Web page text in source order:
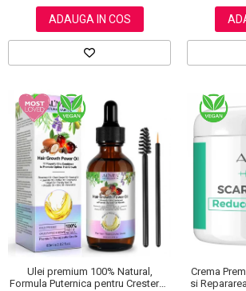
ADAUGA IN COS
Ulei premium 100% Natural,
Formula Puternica pentru Cresterea
Crema
si